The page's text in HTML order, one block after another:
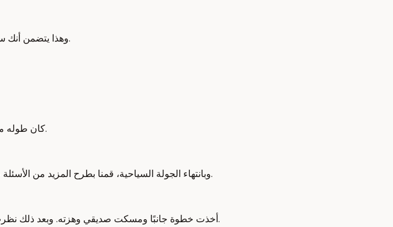
وهذا يتضمن أنك ستراقب، تتعلم وتتفهم تصرفات الآخرين، وتُكيف تصرفاتك الخاصة، لتتناسب مع سلوكيات المجتمع الذي تحيا به.
كان طوله مترين ولديه شعر أشقر وعينان زرقاوان. وكنا نزور المنطقة الجميلة حيث يصنعون الكافا والنبيذ الإسباني الرائع.
وبانتهاء الجولة السياحية، قمنا بطرح المزيد من الأسئلة على المرشدة السياحية الرائعة المتواجدة معنا هناك، وكانت تشرح لنا بشغف كبير عن ما تفعله، وفجأة توقفت.
أخذت خطوة جانبًا ومسكت صديقي وهزته. وبعد ذلك نظرت لي وقالت: "لماذا لا يبدو مهتمًا بما أقوله؟" وذلك لأنها لم تجد رد التفاعل العاطفي الذي تعودت الحصول عليه.